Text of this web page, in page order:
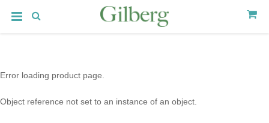
Error loading product page.
Object reference not set to an instance of an object.